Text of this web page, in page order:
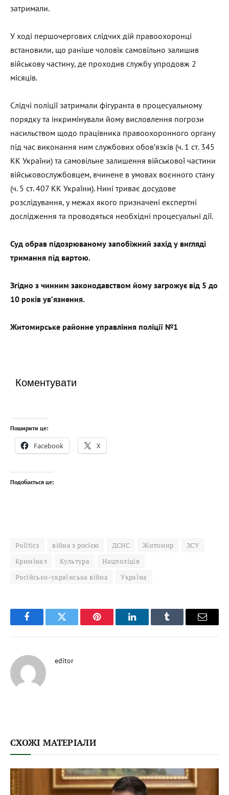
затримали.
У ході першочергових слідчих дій правоохоронці
встановили, що раніше чоловік самовільно залишив
військову частину, де проходив службу упродовж 2
місяців.
Слідчі поліції затримали фігуранта в процесуальному
порядку та інкримінували йому висловлення погрози
насильством щодо працівника правоохоронного органу
під час виконання ним службових обов’язків (ч. 1 ст. 345
КК України) та самовільне залишення військової частини
військовослужбовцем, вчинене в умовах воєнного стану
(ч. 5 ст. 407 КК України). Нині триває досудове
розслідування, у межах якого призначені експертні
дослідження та проводяться необхідні процесуальні дії.
Суд обрав підозрюваному запобіжний захід у вигляді
тримання під вартою.
Згідно з чинним законодавством йому загрожує від 5 до
10 років ув’язнення.
Житомирське районне управління поліції №1
Коментувати
Поширити це:
Facebook X
Подобається це:
Politics війна з росією ДСНС Житомир
ЗСУ
Кримінал
Культура
Нацполіція
Російсько-українська війна
Україна
FacebookTwitter Pinterest LinkedInTumblr Email
editor
СХОЖІ МАТЕРІАЛИ